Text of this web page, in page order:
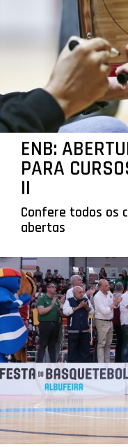
ENB:
PARA
II
Confere todos os
abertas